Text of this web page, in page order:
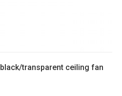
black/transparent ceiling fan